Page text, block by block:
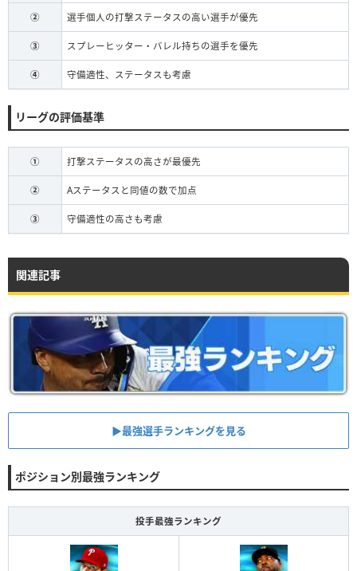
② 選手個人の打撃ステータスの高い選手が優先
③ スプレーヒッター・バレル持ちの選手を優先
④ 守備適性、ステータスも考慮
リーグの評価基準
① 打撃ステータスの高さが最優先
② Aステータスと同値の数で加点
③ 守備適性の高さも考慮
関連記事
▶︎最強選手ランキングを見る
ポジション別最強ランキング
投手最強ランキング